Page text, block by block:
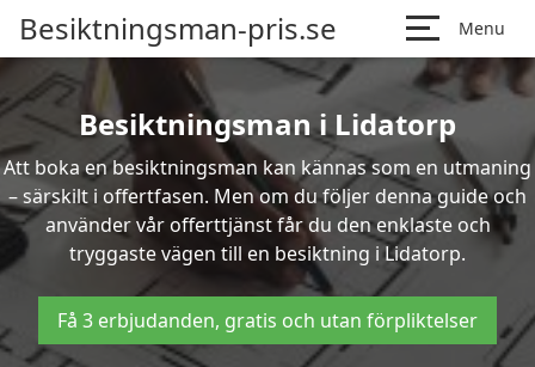
Besiktningsman-pris.se Menu
Besiktningsman i Lidatorp
Att boka en besiktningsman kan kännas som en utmaning
– särskilt i offertfasen. Men om du följer denna guide och
använder vår offerttjänst får du den enklaste och
tryggaste vägen till en besiktning i Lidatorp.
Få 3 erbjudanden, gratis och utan förpliktelser